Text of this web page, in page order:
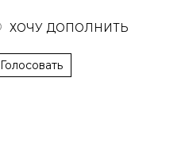
ХОЧУ ДОПОЛНИТЬ
Голосовать